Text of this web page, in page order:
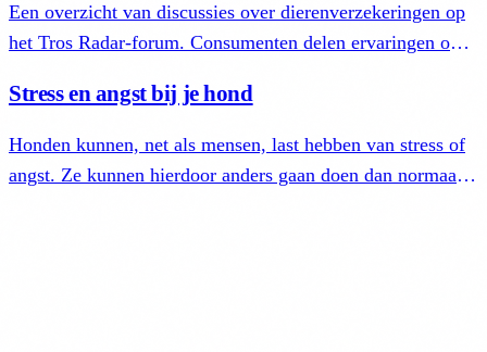
Een overzicht van discussies over dierenverzekeringen op
het Tros Radar-forum. Consumenten delen ervaringen over
verzekeren en zelf sparen.
Stress en angst bij je hond
Honden kunnen, net als mensen, last hebben van stress of
angst. Ze kunnen hierdoor anders gaan doen dan normaal.